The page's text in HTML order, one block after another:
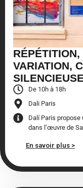
VARIATION,
De 10h à 18h
Dali Paris
Dalí Paris propose
dans l’œuvre de
En savoir plus >